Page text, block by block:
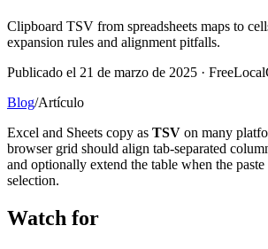
Clipboard TSV from spreadsheets maps to
expansion rules and alignment pitfalls.
Publicado el 21 de marzo de 2025 ·
Blog/Artículo
Excel and Sheets copy as TSV on many
browser grid should align tab-separated
and optionally extend the table when the
selection.
Watch for